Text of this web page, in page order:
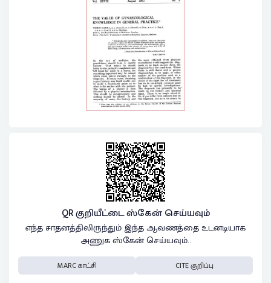
QR குறியீட்டை ஸ்கேன் செய்யவும்
எந்த சாதனத்திலிருந்தும் இந்த ஆவணத்தை உடனடியாக
அணுக ஸ்கேன் செய்யவும்..
MARC காட்சி CITE குறிப்பு